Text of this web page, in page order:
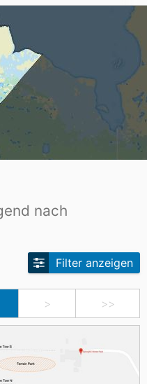
nach
> >>
Filter anzeigen